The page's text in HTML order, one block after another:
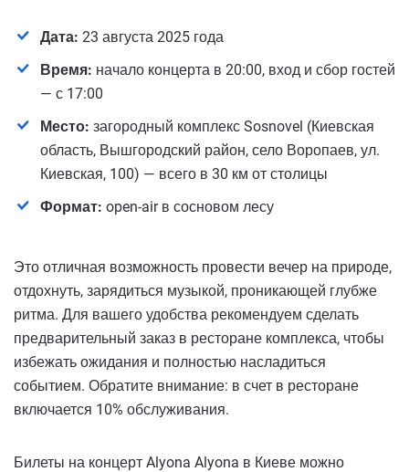
Дата: 23 августа 2025 года
Время: начало концерта в 20:00, вход и сбор гостей
— с 17:00
Место: загородный комплекс Sosnovel (Киевская
область, Вышгородский район, село Воропаев, ул.
Киевская, 100) — всего в 30 км от столицы
Формат: open-air в сосновом лесу
Это отличная возможность провести вечер на природе,
отдохнуть, зарядиться музыкой, проникающей глубже
ритма. Для вашего удобства рекомендуем сделать
предварительный заказ в ресторане комплекса, чтобы
избежать ожидания и полностью насладиться
событием. Обратите внимание: в счет в ресторане
включается 10% обслуживания.
Билеты на концерт Alyona Alyona в Киеве можно